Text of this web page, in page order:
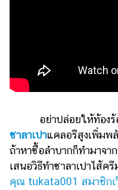
ละคร
เกาหลี
ไลฟ์
ไตล์
อย่าปล่อยให้ท้องร้อง
ซาลาเปาแคลอรีสูงเพิ่มพ
ถ้าหาซื้อลำบากก็ทำมาจ
เสนอวิธีทำซาลาเปาไส้ค
คุณ tukata001 สมาชิก